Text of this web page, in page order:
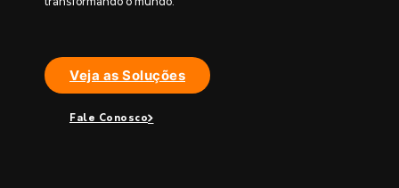
transformando o mundo.
Veja as Soluções
Fale Conosco